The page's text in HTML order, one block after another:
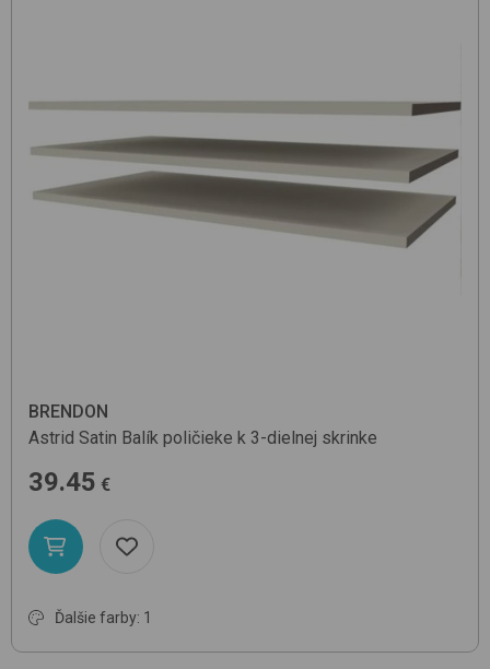
BRENDON
Astrid Satin Balík poličieke k 3-dielnej skrinke
39.45 €
Ďalšie farby: 1